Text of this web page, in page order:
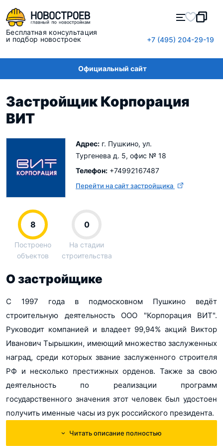
Бесплатная консультация
и подбор новостроек
+7 (495) 204-29-19
Официальный сайт
Застройщик Корпорация
ВИТ
Адрес: г. Пушкино, ул.
Тургенева д. 5, офис № 18
Телефон: +74992167487
Перейти на сайт застройщика
8
Построено
объектов
0
На стадии
строительства
О застройщике
С 1997 года в подмосковном Пушкино ведёт
строительную деятельность ООО "Корпорация ВИТ".
Руководит компанией и владеет 99,94% акций Виктор
Иванович Тырышкин, имеющий множество заслуженных
наград, среди которых звание заслуженного строителя
РФ и несколько престижных орденов. Также за свою
деятельность по реализации программ
государственного значения этот человек был удостоен
получить именные часы из рук российского президента.
Компания "Корпорация ВИТ" реализует крупные
Читать описание полностью